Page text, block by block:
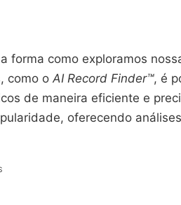
forma como exploramos
como o AI Record Finder™, é
de maneira eficiente e
oferecendo análises